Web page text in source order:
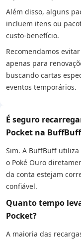
Além disso, alguns
incluem itens ou
custo-benefício.
Recomendamos
apenas para
buscando cartas
eventos temporários.
É seguro
Pocket na
Sim. A BuffBuff
o Poké Ouro
da conta estejam
confiável.
Quanto tempo
Pocket?
A maioria das